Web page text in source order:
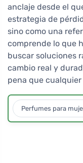
anclaje desde el
estrategia de
sino como una
comprende lo que
buscar soluciones
cambio real y
pena que
Perfumes para